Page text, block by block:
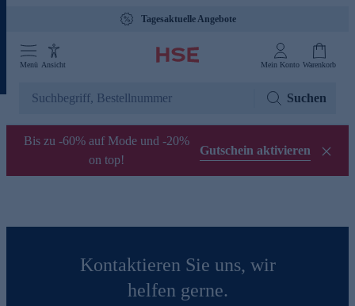
Tagesaktuelle Angebote
Menü Ansicht Mein Konto Warenkorb
Suchen
Bis zu -60% auf Mode und -20%
on top!
Gutschein aktivieren
Kontaktieren Sie uns, wir
helfen gerne.